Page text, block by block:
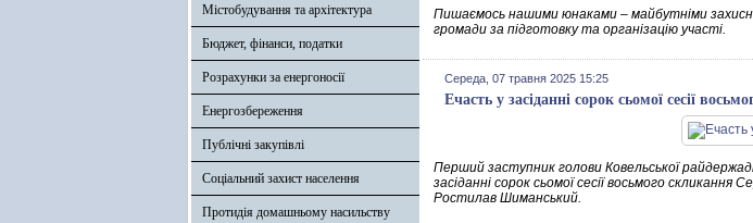
Містобудування та архітектура
Бюджет, фінанси, податки
Розрахунки за енергоносії
Енергозбереження
Публічні закупівлі
Соціальний захист населення
Протидія домашньому насильству
Пишаємось нашими юнаками – майбутніми
громади за підготовку та організацію участі.
Середа, 07 травня 2025 15:25
Eчасть у засіданні сорок сьомої сесії
Перший заступник голови Ковельської
засіданні сорок сьомої сесії восьмого скликання
Ростилав Шиманський.